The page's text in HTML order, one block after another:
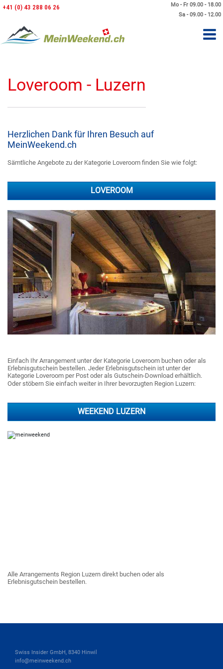
Mo - Fr 09.00 - 18.00
Sa - 09.00 - 12.00
+41 (0) 43 288 06 26
Loveroom - Luzern
Herzlichen Dank für Ihren Besuch auf
MeinWeekend.ch
Sämtliche Angebote zu der Kategorie Loveroom finden Sie wie folgt:
LOVEROOM
Einfach Ihr Arrangement unter der Kategorie Loveroom buchen oder als
Erlebnisgutschein bestellen. Jeder Erlebnisgutschein ist unter der
Kategorie Loveroom per Post oder als Gutschein-Download erhältlich.
Oder stöbern Sie einfach weiter in Ihrer bevorzugten Region Luzern:
WEEKEND LUZERN
Alle Arrangements Region Luzern direkt buchen oder als
Erlebnisgutschein bestellen.
Swiss Insider GmbH, 8340 Hinwil
info@meinweekend.ch